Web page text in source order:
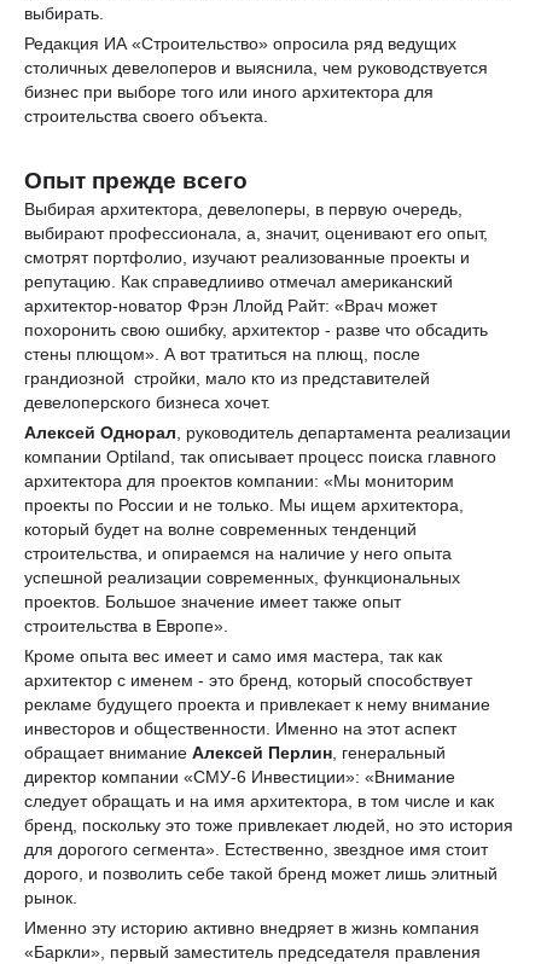
выбирать.
Редакция ИА «Строительство» опросила ряд ведущих
столичных девелоперов и выяснила, чем руководствуется
бизнес при выборе того или иного архитектора для
строительства своего объекта.
Опыт прежде всего
Выбирая архитектора, девелоперы, в первую очередь,
выбирают профессионала, а, значит, оценивают его опыт,
смотрят портфолио, изучают реализованные проекты и
репутацию. Как справедлииво отмечал американский
архитектор-новатор Фрэн Ллойд Райт: «Врач может
похоронить свою ошибку, архитектор - разве что обсадить
стены плющом». А вот тратиться на плющ, после
грандиозной стройки, мало кто из представителей
девелоперского бизнеса хочет.
Алексей Однорал , руководитель департамента реализации
компании Optiland, так описывает процесс поиска главного
архитектора для проектов компании: «Мы мониторим
проекты по России и не только. Мы ищем архитектора,
который будет на волне современных тенденций
строительства, и опираемся на наличие у него опыта
успешной реализации современных, функциональных
проектов. Большое значение имеет также опыт
строительства в Европе».
Кроме опыта вес имеет и само имя мастера, так как
архитектор с именем - это бренд, который способствует
рекламе будущего проекта и привлекает к нему внимание
инвесторов и общественности. Именно на этот аспект
обращает внимание Алексей Перлин , генеральный
директор компании «СМУ-6 Инвестиции»: «Внимание
следует обращать и на имя архитектора, в том числе и как
бренд, поскольку это тоже привлекает людей, но это история
для дорогого сегмента». Естественно, звездное имя стоит
дорого, и позволить себе такой бренд может лишь элитный
рынок.
Именно эту историю активно внедряет в жизнь компания
«Баркли», первый заместитель председателя правления